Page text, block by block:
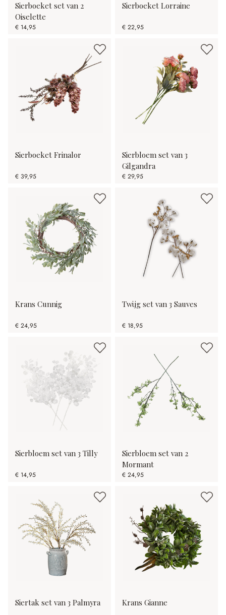
Sierboeket set van 2
Oiselette
€ 14,95
Sierboeket Lorraine
€ 22,95
Sierboeket Frinalor
€ 39,95
Sierbloem set van 3
Gilgandra
€ 29,95
Krans Cunnig
€ 24,95
Twijg set van 3 Sauves
€ 18,95
Sierbloem set van 3 Tilly
€ 14,95
Sierbloem set van 2
Mormant
€ 24,95
Siertak set van 3 Palmyra Krans Gianne